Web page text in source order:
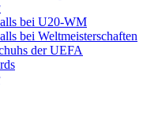
bei U20-WM
bei Weltmeisterschaften
der UEFA